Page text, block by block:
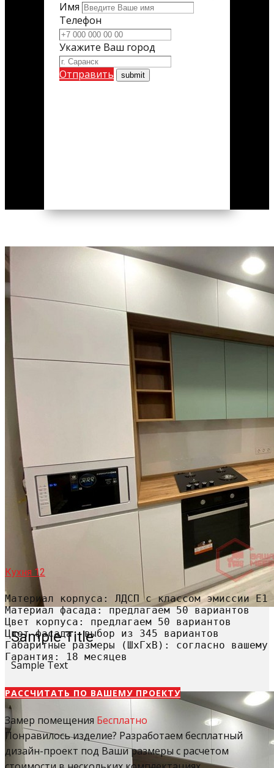
Имя
Телефон
Укажите Ваш город
Отправить
Sample Title
Sample Text
Кухня 12
Материал корпуса: ЛДСП с классом эмиссии Е1
Материал фасада: предлагаем 50 вариантов
Цвет корпуса: предлагаем 50 вариантов
Цвет фасада: выбор из 345 вариантов
Габаритные размеры (ШхГхВ): согласно вашему
Гарантия: 18 месяцев
РАССЧИТАТЬ​ ПО ВАШЕМУ ПРОЕКТУ
Замер помещения Бесплатно
Понравилось изделие? Разработаем бесплатный
дизайн-проект под Ваши размеры с расчетом